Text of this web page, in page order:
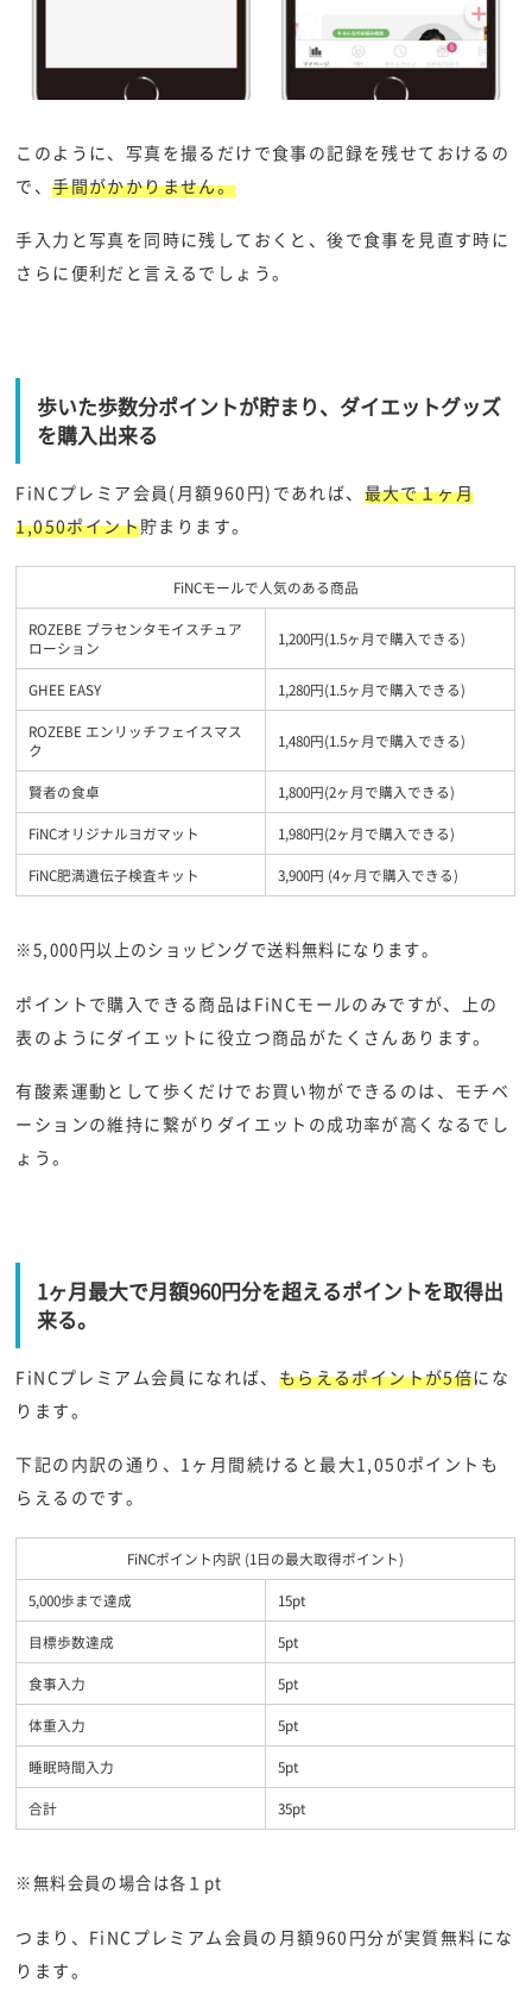
このように、写真を撮るだけで食事の記録を残せておけるの
で、手間がかかりません。
手入力と写真を同時に残しておくと、後で食事を見直す時に
さらに便利だと言えるでしょう。
歩いた歩数分ポイントが貯まり、ダイエットグッズ
を購入出来る
FiNCプレミア会員(月額960円)であれば、 最大で１ヶ月
1,050ポイント貯まります。
FiNCモールで人気のある商品
ROZEBE プラセンタモイスチュア
ローション
1,200円(1.5ヶ月で購入できる)
GHEE EASY
1,280円(1.5ヶ月で購入できる)
ROZEBE エンリッチフェイスマス
ク
1,480円(1.5ヶ月で購入できる)
賢者の食卓
1,800円(2ヶ月で購入できる)
FiNCオリジナルヨガマット
1,980円(2ヶ月で購入できる)
FiNC肥満遺伝子検査キット
3,900円 (4ヶ月で購入できる)
※5,000円以上のショッピングで送料無料になります。
ポイントで購入できる商品はFiNCモールのみですが、上の
表のようにダイエットに役立つ商品がたくさんあります。
有酸素運動として歩くだけでお買い物ができるのは、モチベ
ーションの維持に繋がりダイエットの成功率が高くなるでし
ょう。
1ヶ月最大で月額960円分を超えるポイントを取得出
来る。
FiNCプレミアム会員になれば、 もらえるポイントが5倍にな
ります。
下記の内訳の通り、1ヶ月間続けると最大1,050ポイントも
らえるのです。
FiNCポイント内訳 (1日の最大取得ポイント)
5,000歩まで達成
15pt
目標歩数達成
5pt
食事入力
5pt
体重入力
5pt
睡眠時間入力
5pt
合計
35pt
※無料会員の場合は各１pt
つまり、FiNCプレミアム会員の月額960円分が実質無料にな
ります。